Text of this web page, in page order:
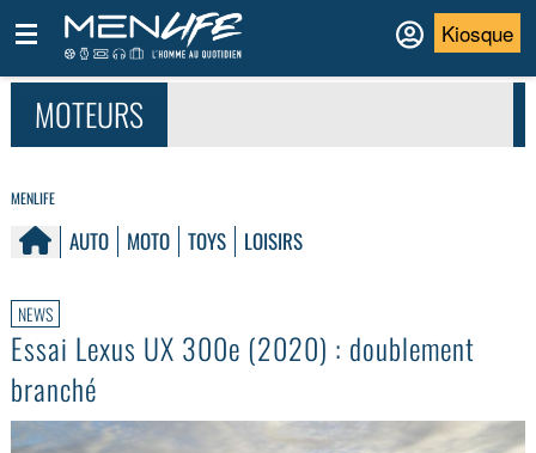
Kiosque
MOTEURS
MENLIFE
AUTO MOTO TOYS LOISIRS
NEWS
Essai Lexus UX 300e (2020) : doublement
branché